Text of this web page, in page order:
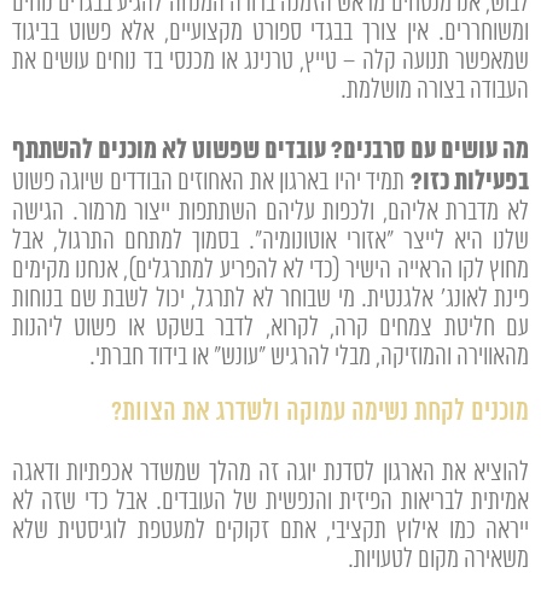
ומשוחררים. אין צורך בבגדי ספורט מקצועיים, אלא פשוט בביגוד
שמאפשר תנועה קלה – טייץ, טרנינג או מכנסי בד נוחים עושים את
העבודה בצורה מושלמת.
מה עושים עם סרבנים? עובדים שפשוט לא מוכנים להשתתף
בפעילות כזו? תמיד יהיו בארגון את האחוזים הבודדים שיוגה פשוט
לא מדברת אליהם, ולכפות עליהם השתתפות ייצור מרמור. הגישה
שלנו היא לייצר "אזורי אוטונומיה". בסמוך למתחם התרגול, אבל
מחוץ לקו הראייה הישיר (כדי לא להפריע למתרגלים), אנחנו מקימים
פינת לאונג' אלגנטית. מי שבוחר לא לתרגל, יכול לשבת שם בנוחות
עם חליטת צמחים קרה, לקרוא, לדבר בשקט או פשוט ליהנות
מהאווירה והמוזיקה, מבלי להרגיש "עונש" או בידוד חברתי.
מוכנים לקחת נשימה עמוקה ולשדרג את הצוות?
להוציא את הארגון לסדנת יוגה זה מהלך שמשדר אכפתיות ודאגה
אמיתית לבריאות הפיזית והנפשית של העובדים. אבל כדי שזה לא
ייראה כמו אילוץ תקציבי, אתם זקוקים למעטפת לוגיסטית שלא
משאירה מקום לטעויות.